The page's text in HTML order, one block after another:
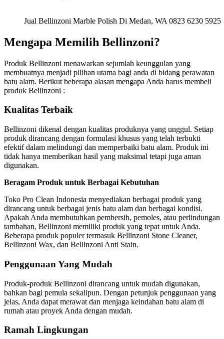
Jual Bellinzoni Marble Polish Di Medan, WA 0823 6230 5925
Mengapa Memilih Bellinzoni?
Produk Bellinzoni menawarkan sejumlah keunggulan yang
membuatnya menjadi pilihan utama bagi anda di bidang perawatan
batu alam. Berikut beberapa alasan mengapa Anda harus membeli
produk Bellinzoni :
Kualitas Terbaik
Bellinzoni dikenal dengan kualitas produknya yang unggul. Setiap
produk dirancang dengan formulasi khusus yang telah terbukti
efektif dalam melindungi dan memperbaiki batu alam. Produk ini
tidak hanya memberikan hasil yang maksimal tetapi juga aman
digunakan.
Beragam Produk untuk Berbagai Kebutuhan
Toko Pro Clean Indonesia menyediakan berbagai produk yang
dirancang untuk berbagai jenis batu alam dan berbagai kondisi.
Apakah Anda membutuhkan pembersih, pemoles, atau perlindungan
tambahan, Bellinzoni memiliki produk yang tepat untuk Anda.
Beberapa produk populer termasuk Bellinzoni Stone Cleaner,
Bellinzoni Wax, dan Bellinzoni Anti Stain.
Penggunaan Yang Mudah
Produk-produk Bellinzoni dirancang untuk mudah digunakan,
bahkan bagi pemula sekalipun. Dengan petunjuk penggunaan yang
jelas, Anda dapat merawat dan menjaga keindahan batu alam di
rumah atau proyek Anda dengan mudah.
Ramah Lingkungan